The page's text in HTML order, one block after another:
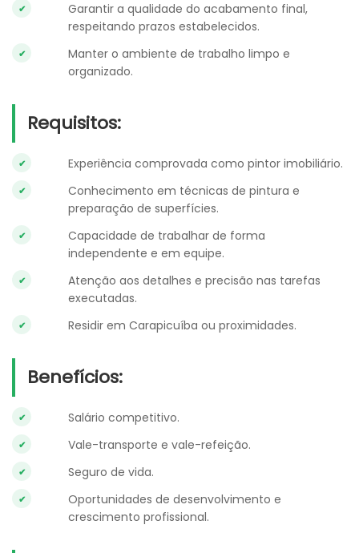
Garantir a qualidade do acabamento final,
respeitando prazos estabelecidos.
Manter o ambiente de trabalho limpo e
organizado.
Requisitos:
Experiência comprovada como pintor imobiliário.
Conhecimento em técnicas de pintura e
preparação de superfícies.
Capacidade de trabalhar de forma
independente e em equipe.
Atenção aos detalhes e precisão nas tarefas
executadas.
Residir em Carapicuíba ou proximidades.
Benefícios:
Salário competitivo.
Vale-transporte e vale-refeição.
Seguro de vida.
Oportunidades de desenvolvimento e
crescimento profissional.